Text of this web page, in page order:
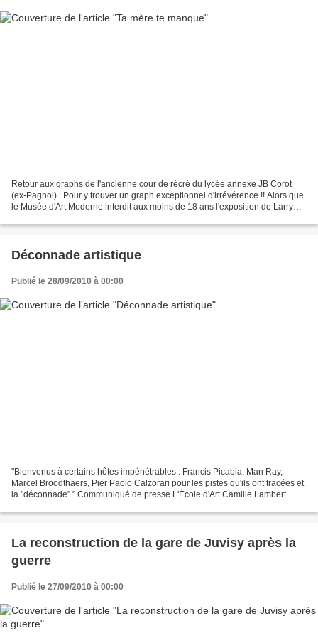
Retour aux graphs de l'ancienne cour de récré du lycée annexe JB Corot
(ex-Pagnol) : Pour y trouver un graph exceptionnel d'irrévérence !! Alors que
le Musée d'Art Moderne interdit aux moins de 18 ans l'exposition de Larry
Déconnade artistique
Publié le 28/09/2010 à 00:00
"Bienvenus à certains hôtes impénétrables : Francis Picabia, Man Ray,
Marcel Broodthaers, Pier Paolo Calzorari pour les pistes qu'ils ont tracées et
la "déconnade" " Communiqué de presse L'École d'Art Camille Lambert
La reconstruction de la gare de Juvisy après la
guerre
Publié le 27/09/2010 à 00:00